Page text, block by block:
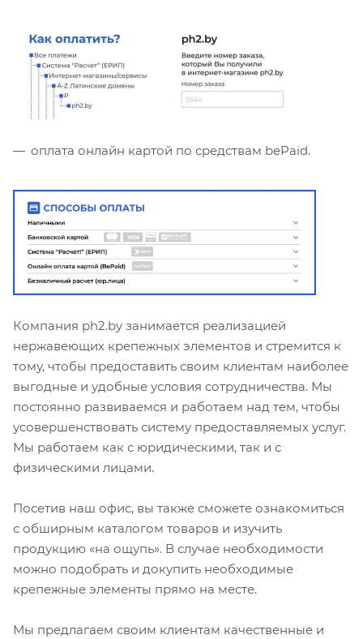
оплата онлайн картой по средствам bePaid.
Компания ph2.by занимается реализацией
нержавеющих крепежных элементов и стремится к
тому, чтобы предоставить своим клиентам наиболее
выгодные и удобные условия сотрудничества. Мы
постоянно развиваемся и работаем над тем, чтобы
усовершенствовать систему предоставляемых услуг.
Мы работаем как с юридическими, так и с
физическими лицами.
Посетив наш офис, вы также сможете ознакомиться
с обширным каталогом товаров и изучить
продукцию «на ощупь». В случае необходимости
можно подобрать и докупить необходимые
крепежные элементы прямо на месте.
Мы предлагаем своим клиентам качественные и